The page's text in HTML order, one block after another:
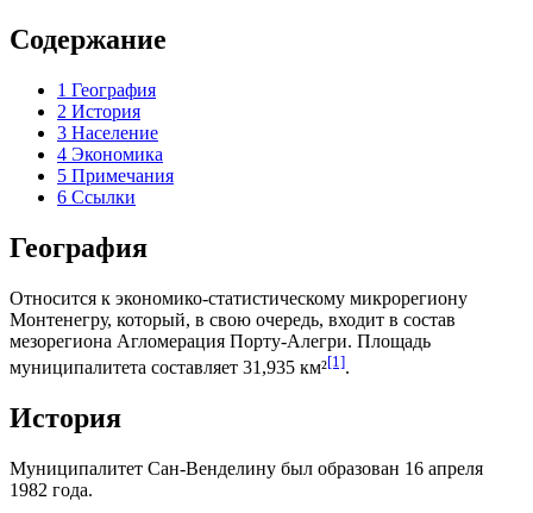
Содержание
1 География
2 История
3 Население
4 Экономика
5 Примечания
6 Ссылки
География
Относится к экономико-статистическому микрорегиону
Монтенегру, который, в свою очередь, входит в состав
мезорегиона Агломерация Порту-Алегри. Площадь
муниципалитета составляет 31,935 км²[1].
История
Муниципалитет Сан-Венделину был образован 16 апреля
1982 года.